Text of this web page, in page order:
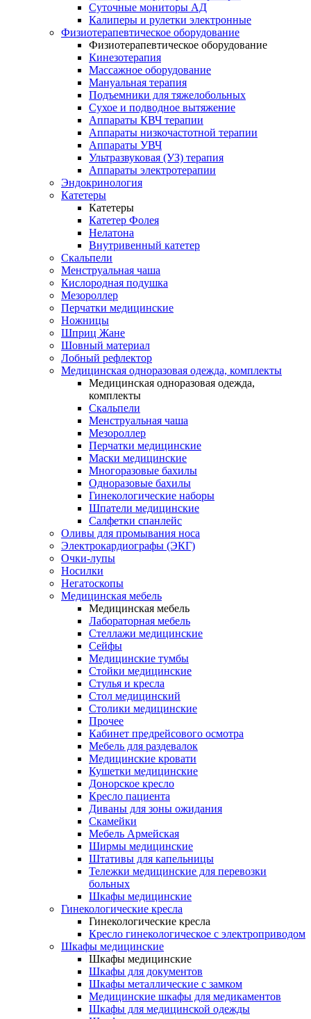
Суточные мониторы АД
Калиперы и рулетки электронные
Физиотерапевтическое оборудование
Физиотерапевтическое оборудование
Кинезотерапия
Массажное оборудование
Мануальная терапия
Подъемники для тяжелобольных
Сухое и подводное вытяжение
Аппараты КВЧ терапии
Аппараты низкочастотной терапии
Аппараты УВЧ
Ультразвуковая (УЗ) терапия
Аппараты электротерапии
Эндокринология
Катетеры
Катетеры
Катетер Фолея
Нелатона
Внутривенный катетер
Скальпели
Менструальная чаша
Кислородная подушка
Мезороллер
Перчатки медицинские
Ножницы
Шприц Жане
Шовный материал
Лобный рефлектор
Медицинская одноразовая одежда, комплекты
Медицинская одноразовая одежда,
комплекты
Скальпели
Менструальная чаша
Мезороллер
Перчатки медицинские
Маски медицинские
Многоразовые бахилы
Одноразовые бахилы
Гинекологические наборы
Шпатели медицинские
Салфетки спанлейс
Оливы для промывания носа
Электрокардиографы (ЭКГ)
Очки-лупы
Носилки
Негатоскопы
Медицинская мебель
Медицинская мебель
Лабораторная мебель
Стеллажи медицинские
Сейфы
Медицинские тумбы
Стойки медицинские
Cтулья и кресла
Стол медицинский
Столики медицинские
Прочее
Кабинет предрейсового осмотра
Мебель для раздевалок
Медицинские кровати
Кушетки медицинские
Донорское кресло
Кресло пациента
Диваны для зоны ожидания
Скамейки
Мебель Армейская
Ширмы медицинские
Штативы для капельницы
Тележки медицинские для перевозки
больных
Шкафы медицинские
Гинекологические кресла
Гинекологические кресла
Кресло гинекологическое с электроприводом
Шкафы медицинские
Шкафы медицинские
Шкафы для документов
Шкафы металлические с замком
Медицинские шкафы для медикаментов
Шкафы для медицинской одежды